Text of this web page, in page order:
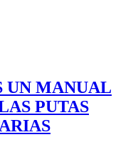
UN MANUAL
PUTAS